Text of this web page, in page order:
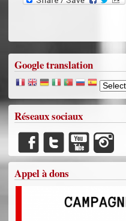
Google translation
Réseaux sociaux
Appel à dons